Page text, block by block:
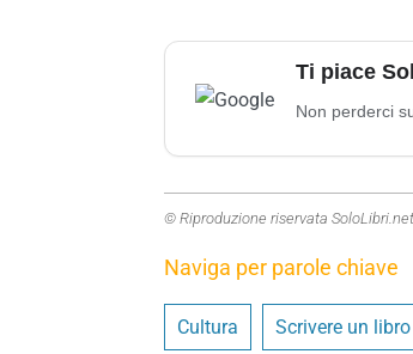
Ti piace
Non perderci
© Riproduzione riservata SoloLibri.net
Naviga per parole chiave
Cultura Scrivere un libro